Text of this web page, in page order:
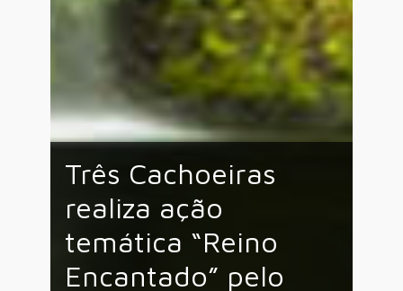
Três Cachoeiras
realiza ação
temática “Reino
Encantado” pelo